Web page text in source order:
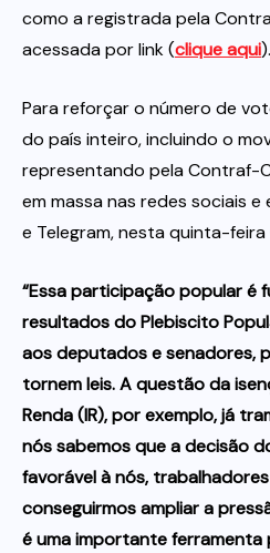
como a registrada pela
acessada por link (clique aqui).
Para reforçar o número de
do país inteiro, incluindo o
representando pela Contraf-
em massa nas redes sociais
e Telegram, nesta quinta-feira
“Essa participação popular é
resultados do Plebiscito
aos deputados e senadores,
tornem leis. A questão da
Renda (IR), por exemplo, já
nós sabemos que a decisão
favorável à nós,
conseguirmos ampliar a
é uma importante ferramenta